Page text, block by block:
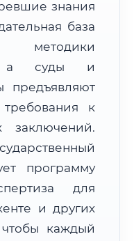
Дистанционно
ФИС ФРДО
знания
база
а суды и
предъявляют
к
заключений.
программу
для
и других
каждый